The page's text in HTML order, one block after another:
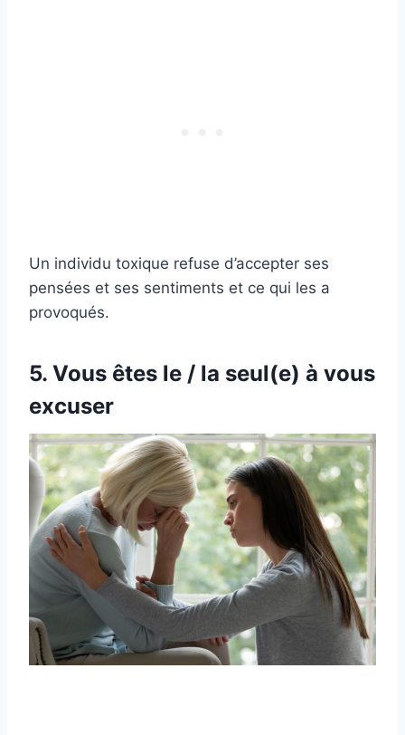
Un individu toxique refuse d’accepter ses
pensées et ses sentiments et ce qui les a
provoqués.
5. Vous êtes le / la seul(e) à vous
excuser